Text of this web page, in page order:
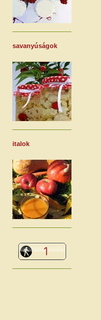
savanyúságok
italok